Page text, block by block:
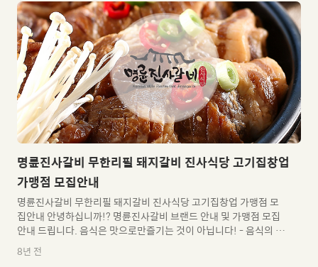
요2017년 7월 돼지갈비 프랜차이즈인 명륜진사갈비로 업종전환
이후6개월간 꾸준히 약 7,500만원의 매출을 유지하고 있는 상태로
업종변경 전 월 매출 약 3,000만원때에서 2배이상 매출상승을 만든
놀라운 결과를 매달 갱신하고 있다고 합니다. 명륜진사갈비이기에
가능했던 이유는 무엇일까요? 바로 원가율!!! 때문이이에요창업에
앞서 가장..
명륜진사갈비 무한리필 돼지갈비 진사식당 고기집창업
가맹점 모집안내
명륜진사갈비 무한리필 돼지갈비 진사식당 고기집창업 가맹점 모
집안내 안녕하십니까!? 명륜진사갈비 브랜드 안내 및 가맹점 모집
안내 드립니다. 음식은 맛으로만즐기는 것이 아닙니다! - 음식의 재
료, 맛, 분위기까지 사람을 먼저 생각하는 마음으로 "먹기 좋고 기분
좋은 외식문화"를 제공하겠습니다. 트랜드를 선도하는프랜차이즈
8년 전